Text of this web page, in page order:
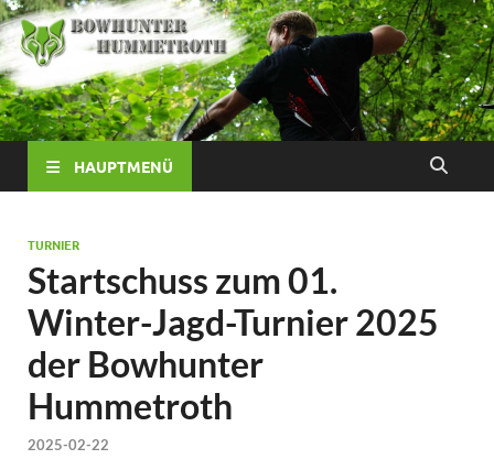
HAUPTMENÜ
TURNIER
Startschuss zum 01.
Winter-Jagd-Turnier 2025
der Bowhunter
Hummetroth
2025-02-22